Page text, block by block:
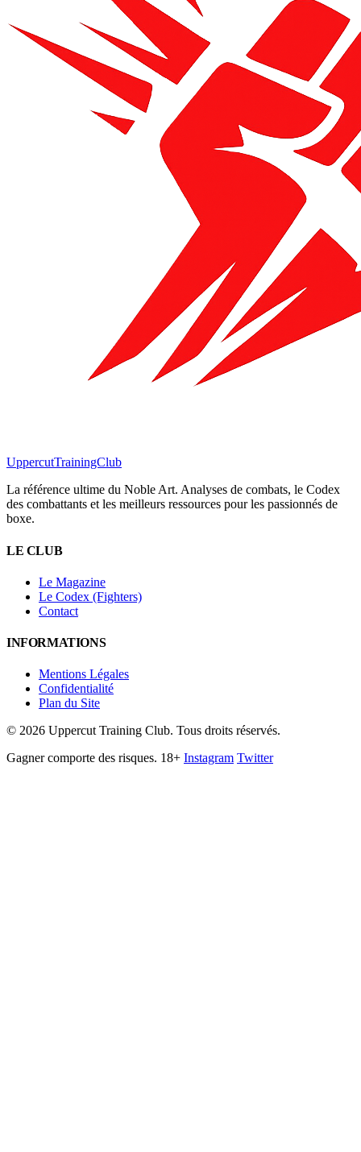
UppercutTrainingClub
La référence ultime du Noble Art. Analyses de combats, le Codex
des combattants et les meilleurs ressources pour les passionnés de
boxe.
LE CLUB
Le Magazine
Le Codex (Fighters)
Contact
INFORMATIONS
Mentions Légales
Confidentialité
Plan du Site
© 2026 Uppercut Training Club. Tous droits réservés.
Gagner comporte des risques. 18+ Instagram Twitter